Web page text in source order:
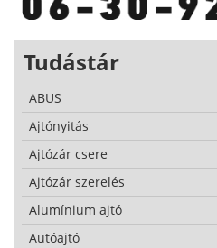
Tudástár
ABUS
Ajtónyitás
Ajtózár csere
Ajtózár szerelés
Alumínium ajtó
Autóajtó